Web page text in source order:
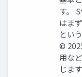
す。
はま
とい
©
用な
じます